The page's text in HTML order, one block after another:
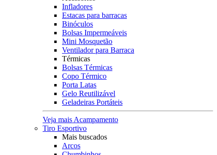
Infladores
Estacas para barracas
Binóculos
Bolsas Impermeáveis
Mini Mosquetão
Ventilador para Barraca
Térmicas
Bolsas Térmicas
Copo Térmico
Porta Latas
Gelo Reutilizável
Geladeiras Portáteis
Veja mais Acampamento
Tiro Esportivo
Mais buscados
Arcos